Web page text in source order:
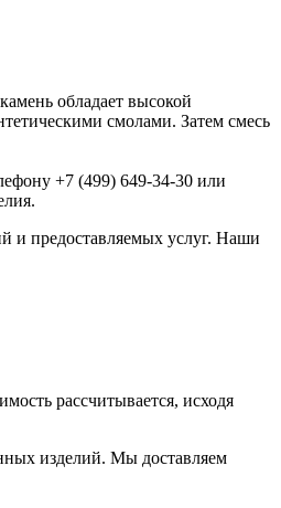
обладает высокой
смолами. Затем смесь
+7 (499) 649-34-30 или
и предоставляемых услуг. Наши
рассчитывается, исходя
изделий. Мы доставляем